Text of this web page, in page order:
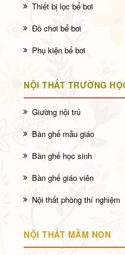
Thiết bị lọc bể bơi
Đồ chơi bể bơi
Phụ kiện bể bơi
NỘI THẤT TRƯỜNG
Giường nội trú
Bàn ghế mẫu giáo
Bàn ghế học sinh
Bàn ghế giáo viên
Nội thất phòng thí nghiệm
NỘI THẤT MẦM NON